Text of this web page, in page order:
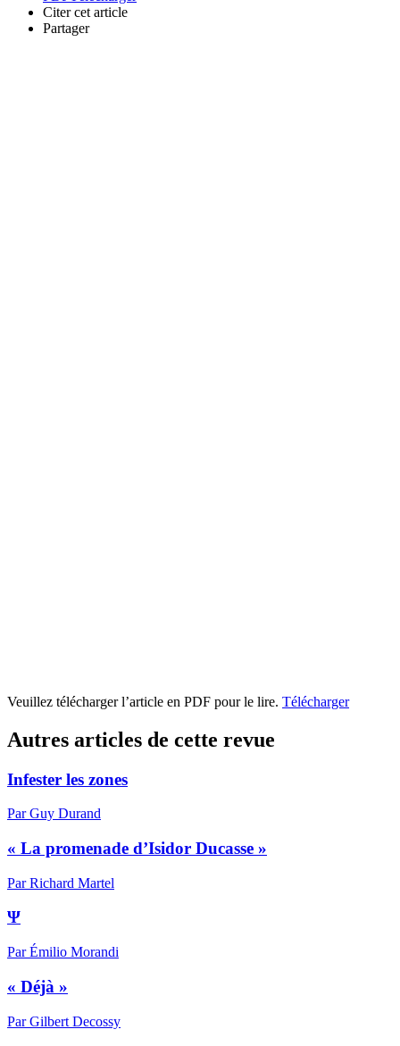
Citer cet article
Partager
Veuillez télécharger l’article en PDF pour le lire. Télécharger
Autres articles de cette revue
Infester les zones
Par Guy Durand
« La promenade d’Isidor Ducasse »
Par Richard Martel
Ψ
Par Émilio Morandi
« Déjà »
Par Gilbert Decossy